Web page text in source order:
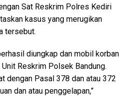
Sat Reskrim Polres Kediri
kasus yang merugikan
tersebut.
diungkap dan mobil korban
Reskrim Polsek Bandung.
dengan Pasal 378 dan atau 372
dan atau penggelapan,”